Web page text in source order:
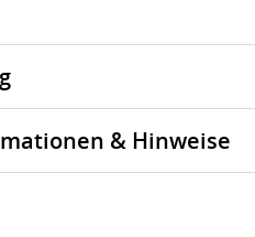
& Hinweise